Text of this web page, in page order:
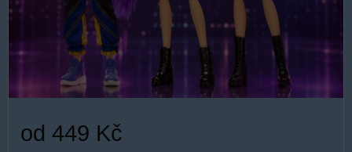
od 449 Kč